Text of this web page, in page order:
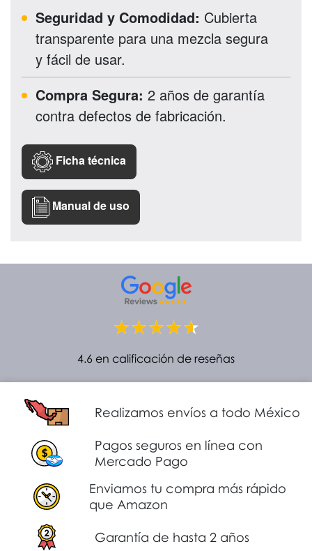
Seguridad y Comodidad: Cubierta
transparente para una mezcla segura
y fácil de usar.
Compra Segura: 2 años de garantía
contra defectos de fabricación.
Ficha técnica
Manual de uso
4.6 en calificación de reseñas
Realizamos envíos a todo México
Pagos seguros en línea con
Mercado Pago
Enviamos tu compra más rápido
que Amazon
Garantía de hasta 2 años